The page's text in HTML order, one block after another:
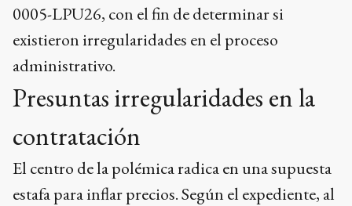
0005-LPU26, con el fin de determinar si
existieron irregularidades en el proceso
administrativo.
Presuntas irregularidades en la
contratación
El centro de la polémica radica en una supuesta
estafa para inflar precios. Según el expediente, al